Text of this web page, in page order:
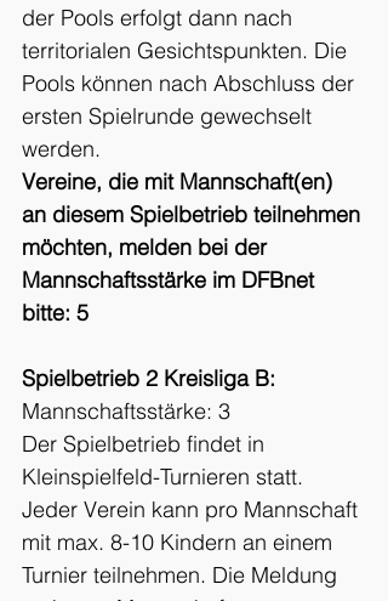
der Pools erfolgt dann nach
territorialen Gesichtspunkten. Die
Pools können nach Abschluss der
ersten Spielrunde gewechselt
werden.
Vereine, die mit Mannschaft(en)
an diesem Spielbetrieb teilnehmen
möchten, melden bei der
Mannschaftsstärke im DFBnet
bitte: 5
Spielbetrieb 2 Kreisliga B:
Mannschaftsstärke: 3
Der Spielbetrieb findet in
Kleinspielfeld-Turnieren statt.
Jeder Verein kann pro Mannschaft
mit max. 8-10 Kindern an einem
Turnier teilnehmen. Die Meldung